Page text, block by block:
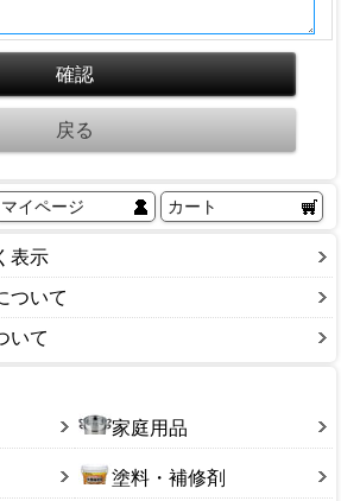
マイページ カート
表示
ついて
いて
家庭用品
塗料・補修剤